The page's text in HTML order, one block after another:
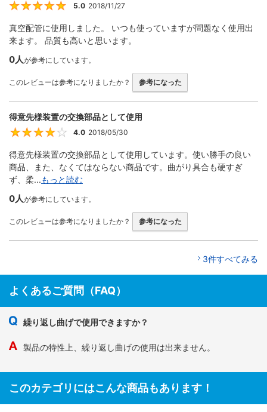
5.0 2018/11/27
真空配管に使用しました。 いつも使っていますが問題なく使用出
来ます。 品質も高いと思います。
0人が参考にしています。
このレビューは参考になりましたか？ 参考になった
得意先様装置の交換部品として使用
4
4.0 2018/05/30
得意先様装置の交換部品として使用しています。使い勝手の良い
商品、また、なくてはならない商品です。曲がり具合も硬すぎ
ず、柔...もっと読む
0人が参考にしています。
このレビューは参考になりましたか？ 参考になった
3件すべてみる
よくあるご質問（FAQ）
繰り返し曲げで使用できますか？
製品の特性上、繰り返し曲げの使用は出来ません。
このカテゴリにはこんな商品もあります！